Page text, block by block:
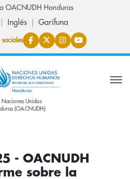
OACNUDH Honduras
Inglés Garífuna
sociales
Unidas
(OACNUDH)
- OACNUDH
sobre la